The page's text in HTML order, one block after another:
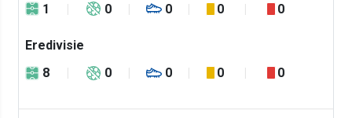
1
0 0 0 0
Eredivisie
8
0 0 0 0